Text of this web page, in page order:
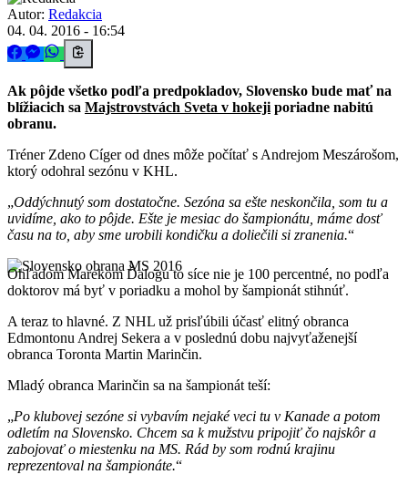
Autor: Redakcia
04. 04. 2016 - 16:54
Ak pôjde všetko podľa predpokladov, Slovensko bude mať na
blížiacich sa Majstrovstvách Sveta v hokeji poriadne nabitú
obranu.
Tréner Zdeno Cíger od dnes môže počítať s Andrejom Meszárošom,
ktorý odohral sezónu v KHL.
Oddýchnutý som dostatočne. Sezóna sa ešte neskončila, som tu a
uvidíme, ako to pôjde. Ešte je mesiac do šampionátu, máme dosť
času na to, aby sme urobili kondičku a doliečili si zranenia.
Ohľadom Marekom Ďalogu to síce nie je 100 percentné, no podľa
doktorov má byť v poriadku a mohol by šampionát stihnúť.
A teraz to hlavné. Z NHL už prisľúbili účasť elitný obranca
Edmontonu Andrej Sekera a v poslednú dobu najvyťaženejší
obranca Toronta Martin Marinčin.
Mladý obranca Marinčin sa na šampionát teší:
Po klubovej sezóne si vybavím nejaké veci tu v Kanade a potom
odletím na Slovensko. Chcem sa k mužstvu pripojiť čo najskôr a
zabojovať o miestenku na MS. Rád by som rodnú krajinu
reprezentoval na šampionáte.